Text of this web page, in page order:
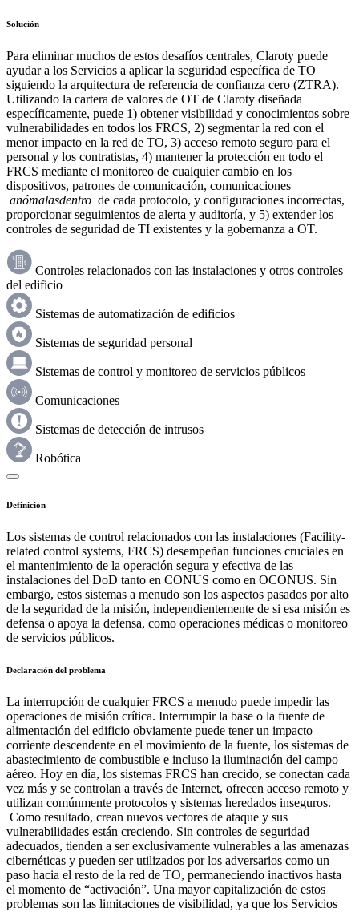
Solución
Para eliminar muchos de estos desafíos centrales, Claroty puede
ayudar a los Servicios a aplicar la seguridad específica de TO
siguiendo la arquitectura de referencia de confianza cero (ZTRA).
Utilizando la cartera de valores de OT de Claroty diseñada
específicamente, puede 1) obtener visibilidad y conocimientos sobre
vulnerabilidades en todos los FRCS, 2) segmentar la red con el
menor impacto en la red de TO, 3) acceso remoto seguro para el
personal y los contratistas, 4) mantener la protección en todo el
FRCS mediante el monitoreo de cualquier cambio en los
dispositivos, patrones de comunicación, comunicaciones
anómalasdentro de cada protocolo, y configuraciones incorrectas,
proporcionar seguimientos de alerta y auditoría, y 5) extender los
controles de seguridad de TI existentes y la gobernanza a OT.
Controles relacionados con las instalaciones y otros controles
del edificio
Sistemas de automatización de edificios
Sistemas de seguridad personal
Sistemas de control y monitoreo de servicios públicos
Comunicaciones
Sistemas de detección de intrusos
Robótica
Definición
Los sistemas de control relacionados con las instalaciones (Facility-
related control systems, FRCS) desempeñan funciones cruciales en
el mantenimiento de la operación segura y efectiva de las
instalaciones del DoD tanto en CONUS como en OCONUS. Sin
embargo, estos sistemas a menudo son los aspectos pasados por alto
de la seguridad de la misión, independientemente de si esa misión es
defensa o apoya la defensa, como operaciones médicas o monitoreo
de servicios públicos.
Declaración del problema
La interrupción de cualquier FRCS a menudo puede impedir las
operaciones de misión crítica. Interrumpir la base o la fuente de
alimentación del edificio obviamente puede tener un impacto
corriente descendente en el movimiento de la fuente, los sistemas de
abastecimiento de combustible e incluso la iluminación del campo
aéreo. Hoy en día, los sistemas FRCS han crecido, se conectan cada
vez más y se controlan a través de Internet, ofrecen acceso remoto y
utilizan comúnmente protocolos y sistemas heredados inseguros.
Como resultado, crean nuevos vectores de ataque y sus
vulnerabilidades están creciendo. Sin controles de seguridad
adecuados, tienden a ser exclusivamente vulnerables a las amenazas
cibernéticas y pueden ser utilizados por los adversarios como un
paso hacia el resto de la red de TO, permaneciendo inactivos hasta
el momento de “activación”. Una mayor capitalización de estos
problemas son las limitaciones de visibilidad, ya que los Servicios